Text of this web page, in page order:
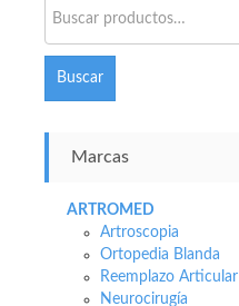
por:
Buscar
Marcas
ARTROMED
Artroscopia
Ortopedia Blanda
Reemplazo Articular
Neurocirugía